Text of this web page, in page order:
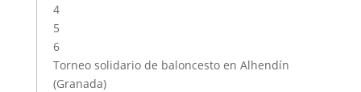
4
5
6
Torneo solidario de baloncesto en Alhendín
(Granada)